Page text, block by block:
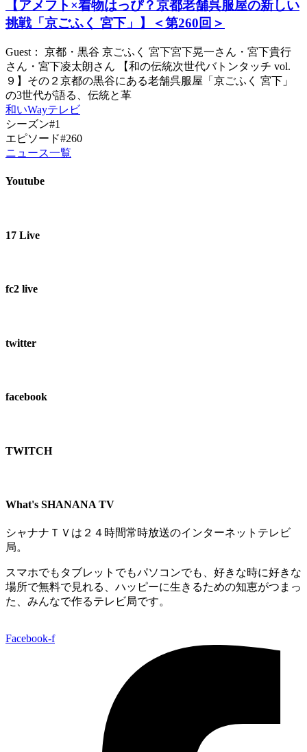
【アメフト×着物はっぴ？京都老舗呉服屋の新しい
挑戦「京ごふく 宮下」】＜第260回＞
Guest： 京都・黒谷 京ごふく 宮下宮下晃一さん・宮下貴行
さん・宮下凌太朗さん 【和の伝統次世代バトンタッチ vol.
９】その２京都の黒谷にある老舗呉服屋「京ごふく 宮下」
の3世代が語る、伝統と革
和いWayテレビ
シーズン#1
エピソード#260
ニュース一覧
Youtube
17 Live
fc2 live
twitter
facebook
TWITCH​
What's SHANANA TV
シャナナＴＶは２４時間常時放送のインターネットテレビ
局。
スマホでもタブレットでもパソコンでも、好きな時に好きな
場所で無料で見れる、 ハッピーに生きるための知恵がつまっ
た、みんなで作るテレビ局です。
Facebook-f